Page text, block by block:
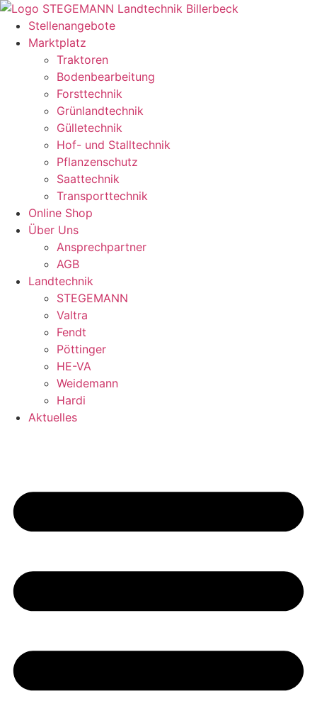
Zum
Inhalt
springen
Stellenangebote
Marktplatz
Traktoren
Bodenbearbeitung
Forsttechnik
Grünlandtechnik
Gülletechnik
Hof- und Stalltechnik
Pflanzenschutz
Saattechnik
Transporttechnik
Online Shop
Über Uns
Ansprechpartner
AGB
Landtechnik
STEGEMANN
Valtra
Fendt
Pöttinger
HE-VA
Weidemann
Hardi
Aktuelles